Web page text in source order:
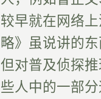
较早就在网络
略》虽说讲的
但对普及侦探
些人中的一部